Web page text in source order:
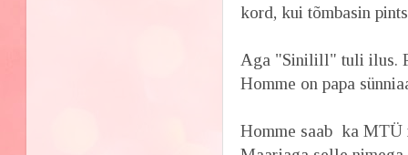
kord, kui tõmbasin
Aga "Sinilill" tuli ilus.
Homme on papa
Homme saab ka MTÜ